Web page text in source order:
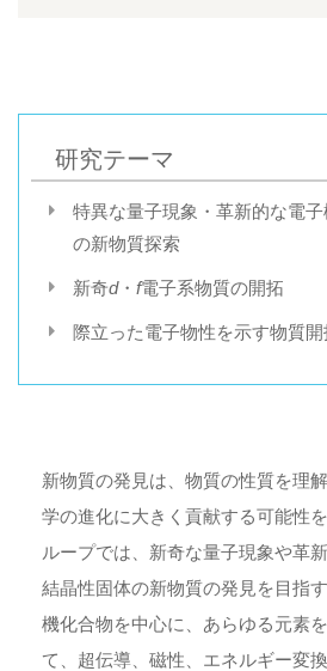
研究テーマ
特異な量子現象・革新的な電
の新物質探索
新奇d・ f電子系物質の開拓
際立った電子物性を示す物質
新物質の発見は、物質の性質を理
学の進化に大きく貢献する可能性
ループでは、新奇な量子現象や革
結晶性固体の新物質の発見を目指
機化合物を中心に、あらゆる元素
て、超伝導、磁性、エネルギー変